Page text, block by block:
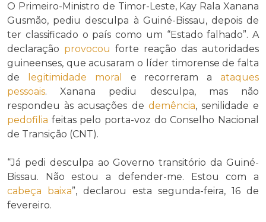
O Primeiro-Ministro de Timor-Leste, Kay Rala Xanana
Gusmão, pediu desculpa à Guiné-Bissau, depois de
ter classificado o país como um “Estado falhado”. A
declaração provocou forte reação das autoridades
guineenses, que acusaram o líder timorense de falta
de
legitimidade moral e recorreram aataques
pessoais. Xanana pediu desculpa, mas não
respondeu às acusações de demência, senilidade e
pedofilia feitas pelo porta-voz do Conselho Nacional
de Transição (CNT).
“Já pedi desculpa ao Governo transitório da Guiné-
Bissau. Não estou a defender-me. Estou com a
cabeça baixa”, declarou esta segunda-feira, 16 de
fevereiro.